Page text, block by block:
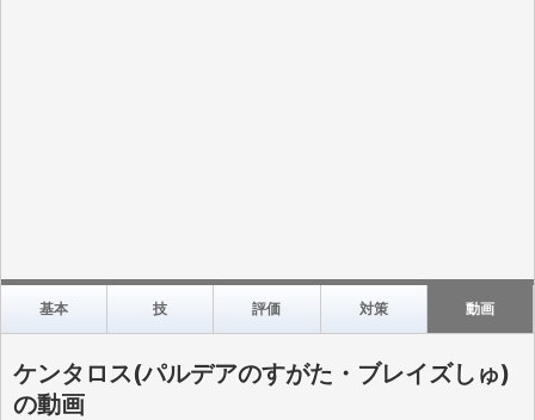
基本 技 評価 対策 動画
ケンタロス(パルデアのすがた・ブレイズしゅ)
の動画